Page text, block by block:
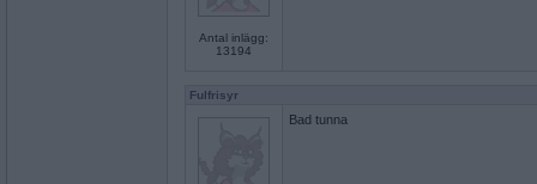
Antal inlägg:
13194
Fulfrisyr
Bad tunna